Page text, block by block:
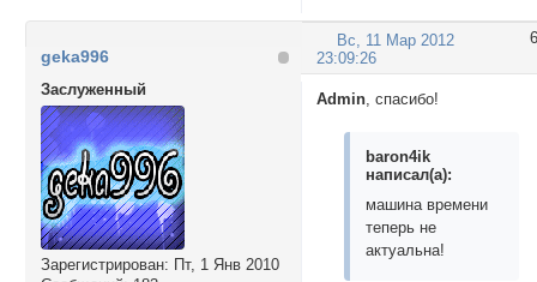
6
Вс, 11 Мар 2012
23:09:26
geka996
Заслуженный
Зарегистрирован: Пт, 1 Янв 2010
Admin , спасибо!
baron4ik
написал(а):
машина времени
теперь не
актуальна!